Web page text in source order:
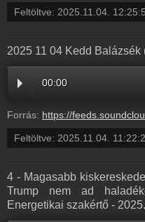
Feltöltve: 2025.11.04.
2025 11 04 Kedd Balázsék
00:00
Forrás: https://feeds.soundcloud.com/stream/2206062487-balazsek-
Feltöltve: 2025.11.04.
4 - Magasabb
Trump nem ad
Energetikai szakértő -